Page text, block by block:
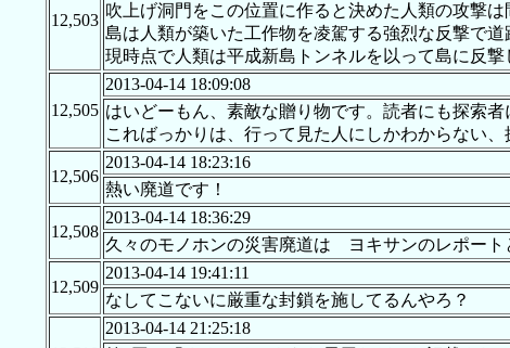
12,503
吹上げ洞門をこの位置に作ると決めた人類の攻撃
島は人類が築いた工作物を凌駕する強烈な反撃で
現時点で人類は平成新島トンネルを以って島に反
12,505
2013-04-14 18:09:08
はいどーもん、素敵な贈り物です。読者にも探索者
こればっかりは、行って見た人にしかわからない
12,506
2013-04-14 18:23:16
熱い廃道です！
12,508
2013-04-14 18:36:29
久々のモノホンの災害廃道は ヨキサンのレポー
12,509
2013-04-14 19:41:11
なしてこないに厳重な封鎖を施してるんやろ？
2013-04-14 21:25:18